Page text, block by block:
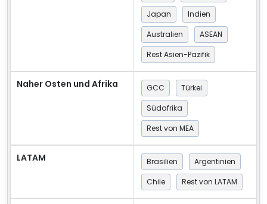
Japan
Indien
Australien
ASEAN
Rest Asien-Pazifik
Naher Osten und Afrika GCC
Türkei
Südafrika
Rest von MEA
LATAM Brasilien
Argentinien
Chile
Rest von LATAM